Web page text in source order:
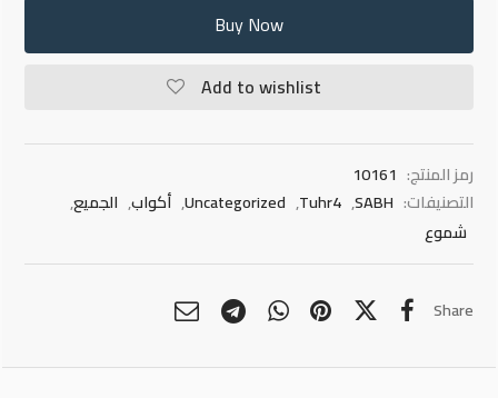
Buy Now
Add to wishlist
رمز المنتج: 10161
التصنيفات: SABH
,
Tuhr4
,
Uncategorized
, أكواب, الجميع,
شموع
Share